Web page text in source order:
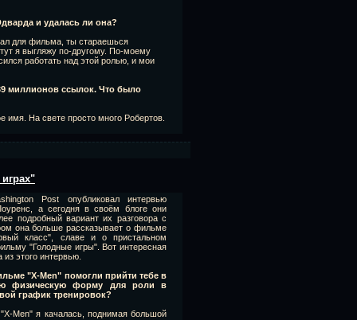
и удалась ли она?
для фильма, ты стараешься
я выгляжу по-другому. По-моему
работать над этой ролью, и мои
миллионов ссылок. Что было
имя. На свете просто много Робертов.
Post опубликовал интервью
а сегодня в своём блоге они
подробный вариант их разговора с
она больше рассказывает о фильме
класс", славе и о пристальном
"Голодные игры". Вот интересная
этого интервью.
"X-Men" помогли прийти тебе в
физическую форму для роли в
график тренировок?
Men" я качалась, поднимая большой